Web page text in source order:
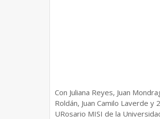
Con Juliana Reyes, Juan
Roldán, Juan Camilo Laverde
URosario MISI de la